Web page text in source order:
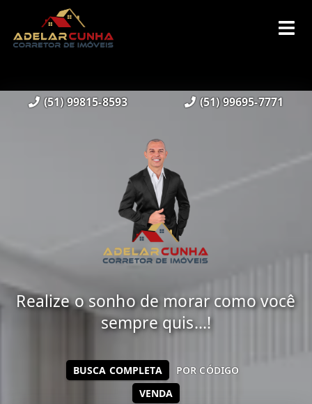
(51) 99815-8593 (51) 99695-7771
Realize o sonho de morar como você
sempre quis...!
VENDA
BUSCA COMPLETA POR CÓDIGO